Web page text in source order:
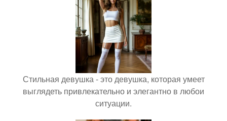
Стильная девушка - это девушка, которая умеет
выглядеть привлекательно и элегантно в любои
ситуации.